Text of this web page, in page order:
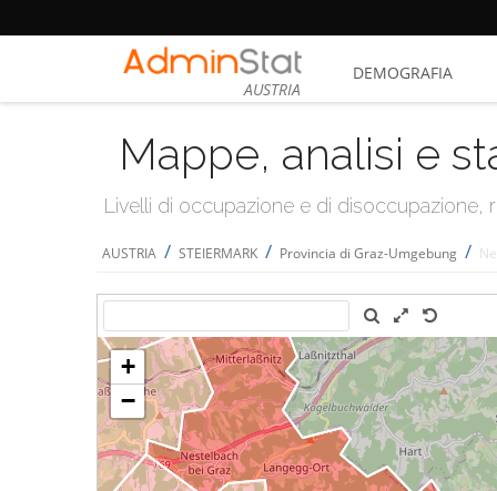
AUSTRIA
DEMOGRAFIA
Mappe, analisi e
Livelli di occupazione e di
AUSTRIA / STEIERMARK / Provincia di Graz-Umgebung /